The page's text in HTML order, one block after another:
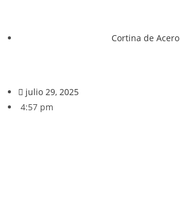
Cortina de Acero
julio 29, 2025
4:57 pm